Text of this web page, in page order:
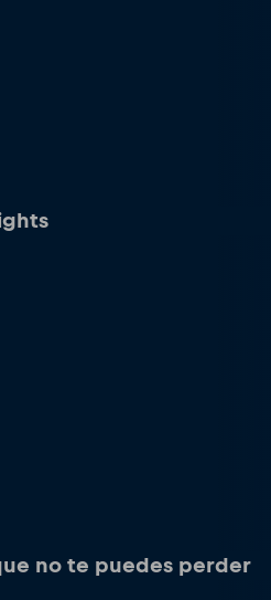
no te puedes perder